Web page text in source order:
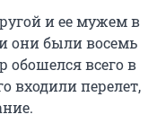
и ее мужем в
они были восемь
обошелся всего в
входили перелет,